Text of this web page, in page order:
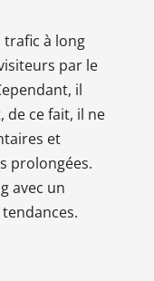
à long
par le
il
de ce fait, il ne
et
prolongées.
avec un